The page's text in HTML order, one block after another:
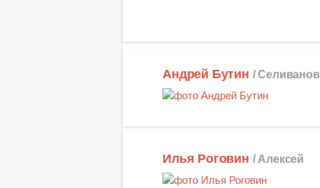
Андрей Бутин / Селиванов
Илья Роговин / Алексей